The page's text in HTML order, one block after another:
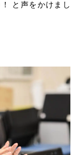
と声をかけまし